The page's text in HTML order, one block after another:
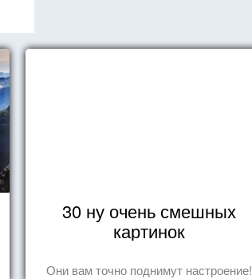
30 ну очень смешных
картинок
Они вам точно поднимут настроение!